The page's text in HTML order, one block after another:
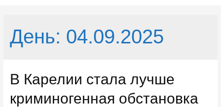
День: 04.09.2025
В Карелии стала лучше
криминогенная обстановка